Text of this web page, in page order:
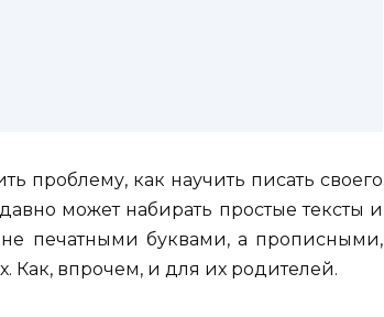
проблему, как научить писать своего
может набирать простые тексты и
печатными буквами, а прописными,
Как, впрочем, и для их родителей.